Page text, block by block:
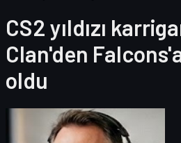
CS2 yıldızı
Clan'den
oldu